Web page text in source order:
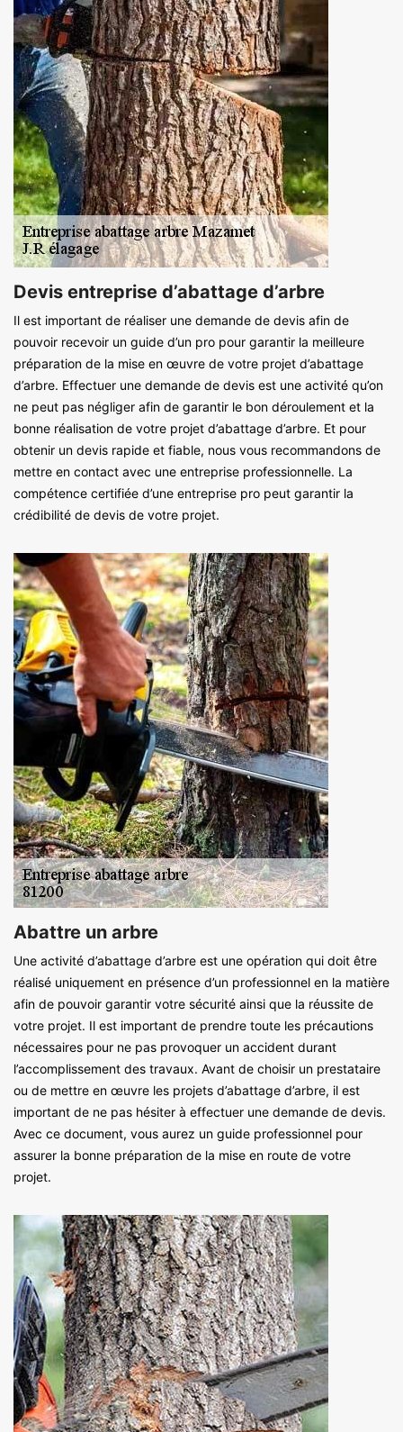
Devis entreprise d’abattage d’arbre
Il est important de réaliser une demande de devis afin de
pouvoir recevoir un guide d’un pro pour garantir la meilleure
préparation de la mise en œuvre de votre projet d’abattage
d’arbre. Effectuer une demande de devis est une activité qu’on
ne peut pas négliger afin de garantir le bon déroulement et la
bonne réalisation de votre projet d’abattage d’arbre. Et pour
obtenir un devis rapide et fiable, nous vous recommandons de
mettre en contact avec une entreprise professionnelle. La
compétence certifiée d’une entreprise pro peut garantir la
crédibilité de devis de votre projet.
Abattre un arbre
Une activité d’abattage d’arbre est une opération qui doit être
réalisé uniquement en présence d’un professionnel en la matière
afin de pouvoir garantir votre sécurité ainsi que la réussite de
votre projet. Il est important de prendre toute les précautions
nécessaires pour ne pas provoquer un accident durant
l’accomplissement des travaux. Avant de choisir un prestataire
ou de mettre en œuvre les projets d’abattage d’arbre, il est
important de ne pas hésiter à effectuer une demande de devis.
Avec ce document, vous aurez un guide professionnel pour
assurer la bonne préparation de la mise en route de votre
projet.